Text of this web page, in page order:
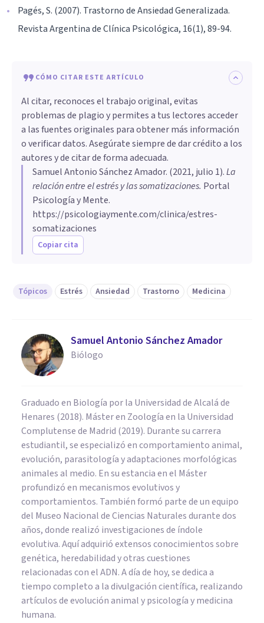
Pagés, S. (2007). Trastorno de Ansiedad Generalizada.
Revista Argentina de Clínica Psicológica, 16(1), 89-94.
CÓMO CITAR ESTE ARTÍCULO
Al citar, reconoces el trabajo original, evitas
problemas de plagio y permites a tus lectores acceder
a las fuentes originales para obtener más información
o verificar datos. Asegúrate siempre de dar crédito a los
autores y de citar de forma adecuada.
Samuel Antonio Sánchez Amador. (2021, julio 1).La
relación entre el estrés y las somatizaciones. Portal
Psicología y Mente.
https://psicologiaymente.com/clinica/estres-
somatizaciones
Copiar cita
Tópicos Estrés Ansiedad Trastorno Medicina
Samuel Antonio Sánchez Amador
Biólogo
Graduado en Biología por la Universidad de Alcalá de
Henares (2018). Máster en Zoología en la Universidad
Complutense de Madrid (2019). Durante su carrera
estudiantil, se especializó en comportamiento animal,
evolución, parasitología y adaptaciones morfológicas
animales al medio. En su estancia en el Máster
profundizó en mecanismos evolutivos y
comportamientos. También formó parte de un equipo
del Museo Nacional de Ciencias Naturales durante dos
años, donde realizó investigaciones de índole
evolutiva. Aquí adquirió extensos conocimientos sobre
genética, heredabilidad y otras cuestiones
relacionadas con el ADN. A día de hoy, se dedica a
tiempo completo a la divulgación científica, realizando
artículos de evolución animal y psicología y medicina
humana.